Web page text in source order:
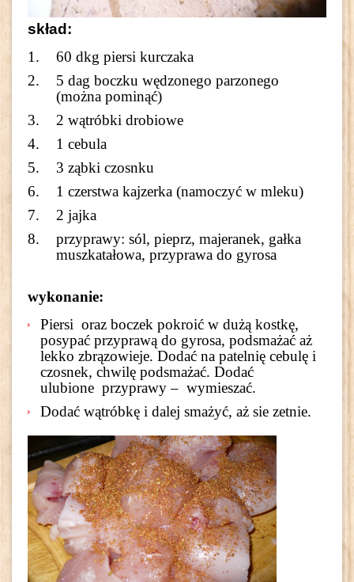
skład:
60 dkg piersi kurczaka
5 dag boczku wędzonego parzonego
(można pominąć)
2 wątróbki drobiowe
1 cebula
3 ząbki czosnku
1 czerstwa kajzerka (namoczyć w mleku)
2 jajka
przyprawy: sól, pieprz, majeranek, gałka
muszkatałowa, przyprawa do gyrosa
wykonanie:
Piersi oraz boczek pokroić w dużą kostkę,
posypać przyprawą do gyrosa, podsmażać aż
lekko zbrązowieje. Dodać na patelnię cebulę i
czosnek, chwilę podsmażać. Dodać
ulubione przyprawy – wymieszać.
Dodać wątróbkę i dalej smażyć, aż sie zetnie.